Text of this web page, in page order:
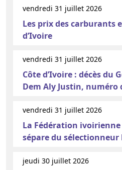
vendredi 31 juillet 2026
Les prix des carburants
d’Ivoire
vendredi 31 juillet 2026
Côte d’Ivoire : décès du
Dem Aly Justin, numéro
vendredi 31 juillet 2026
La Fédération
sépare du sélectionneur
jeudi 30 juillet 2026